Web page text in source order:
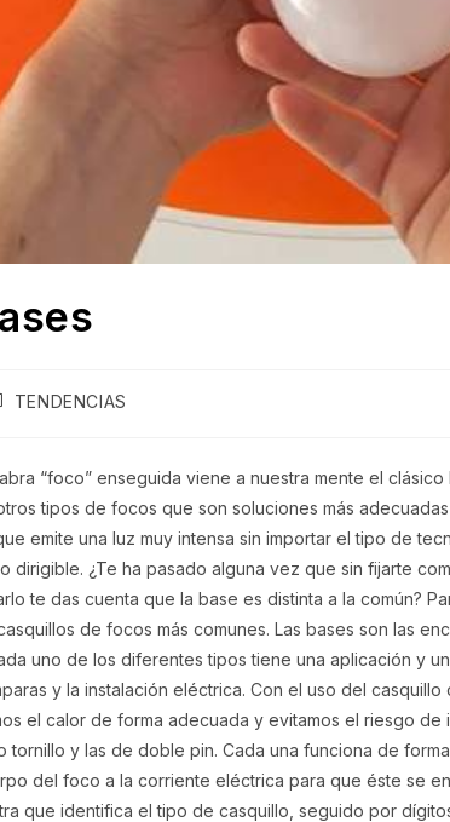
TENDENCIAS
“foco” enseguida viene a nuestra mente el
tipos de focos que son soluciones más
emite una luz muy intensa sin importar el tipo de
dirigible. ¿Te ha pasado alguna vez que sin fijarte
te das cuenta que la base es distinta a la común?
de focos más comunes. Las bases son las
uno de los diferentes tipos tiene una aplicación y
y la instalación eléctrica. Con el uso del
el calor de forma adecuada y evitamos el riesgo
tornillo y las de doble pin. Cada una funciona de
del foco a la corriente eléctrica para que éste se
que identifica el tipo de casquillo, seguido por